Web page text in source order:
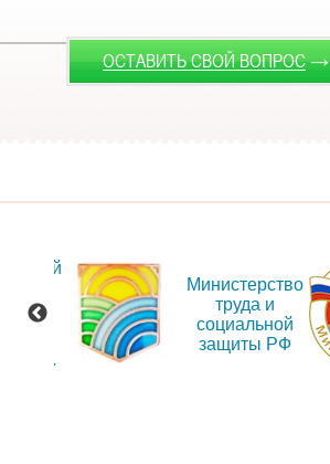
ОСТАВИТЬ СВОЙ ВОПРОС→
Министерство
труда и
социальной
защиты РФ